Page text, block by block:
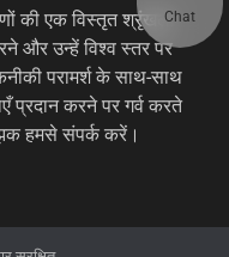
की एक विस्तृत श्रृंखला
और उन्हें विश्व स्तर पर
परामर्श के साथ-साथ
प्रदान करने पर गर्व करते
हमसे संपर्क करें।
Chat